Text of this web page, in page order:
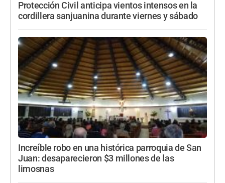
Protección Civil anticipa vientos intensos en la
cordillera sanjuanina durante viernes y sábado
Increíble robo en una histórica parroquia de San
Juan: desaparecieron $3 millones de las
limosnas